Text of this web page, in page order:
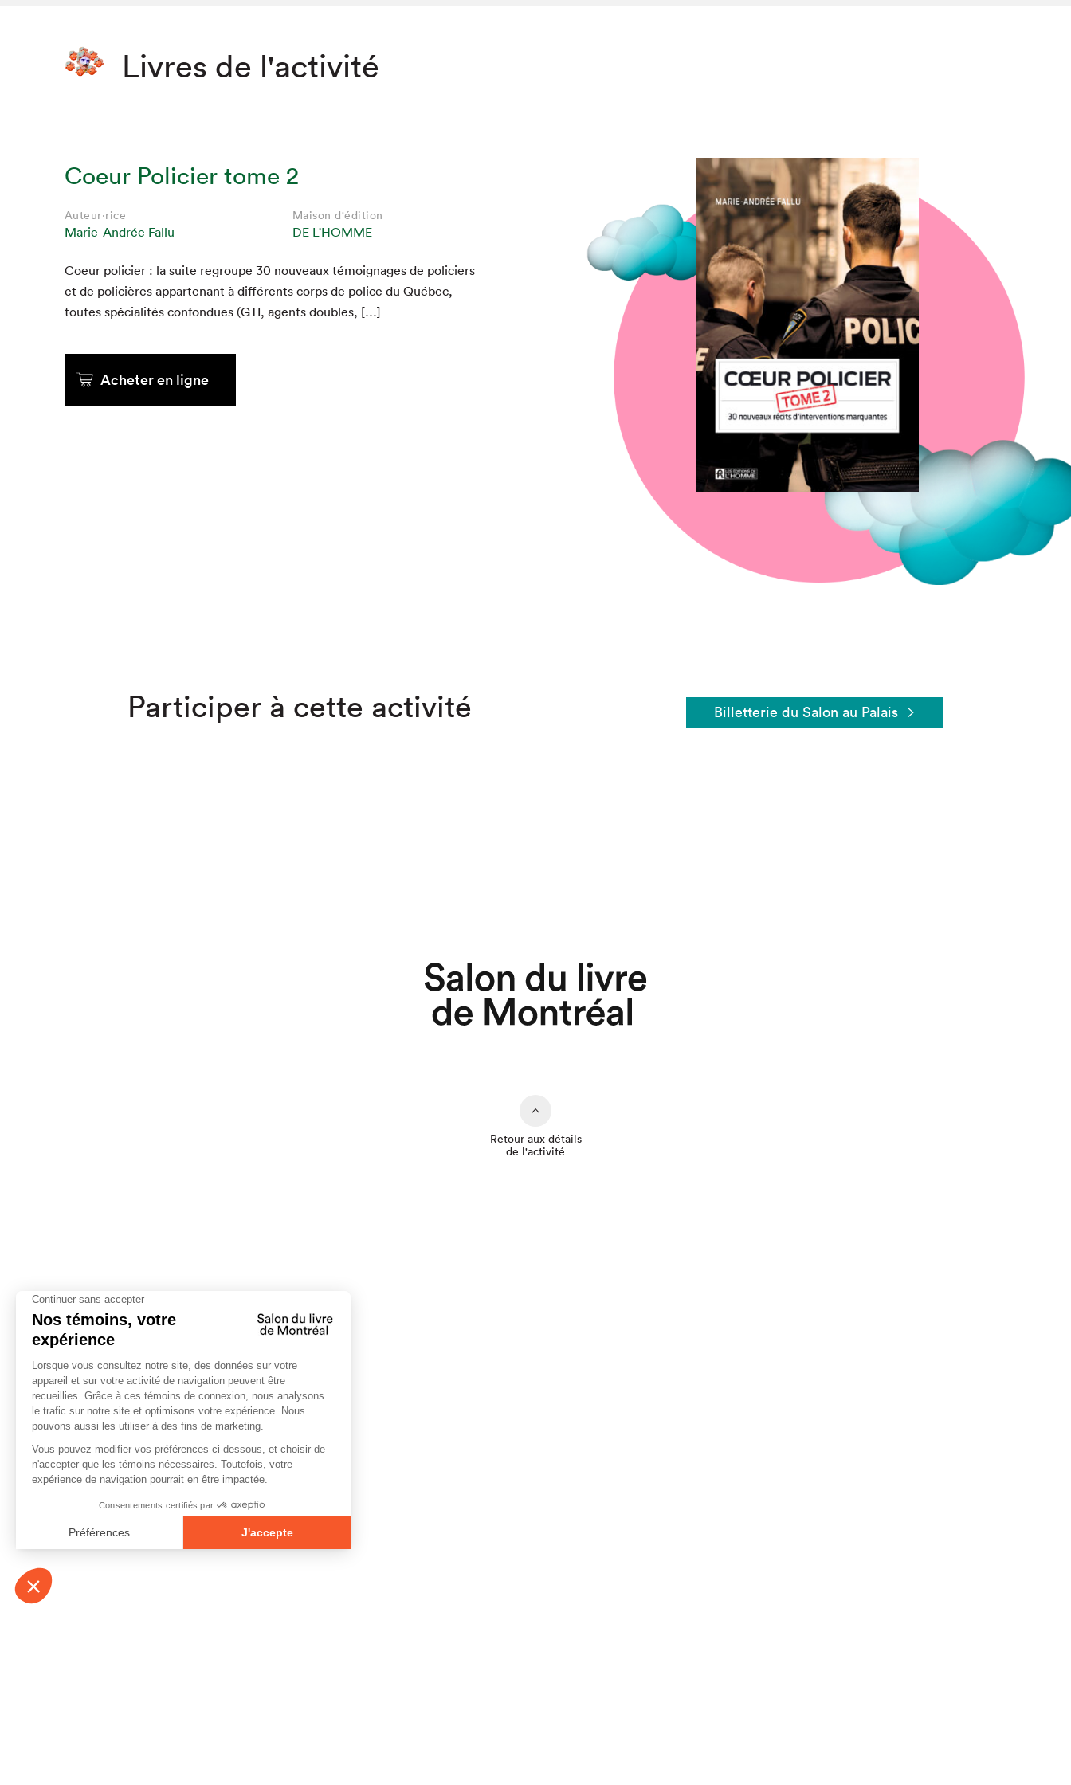
Que cherchez-vous?
Fermer
Livres de l'activité
Coeur Policier tome 2
Auteur·rice
Marie-Andrée Fallu
Maison d'édition
DE L'HOMME
Coeur polici­er : la suite regroupe 30 nou­veaux témoignages de policiers
et de poli­cières appar­tenant à dif­férents corps de police du Québec,
toutes spé­cial­ités con­fon­dues (GTI, agents doubles, […]
Acheter en ligne
Participer à cette activité Billetterie du Salon au Palais
Retour aux détails
de l'activité